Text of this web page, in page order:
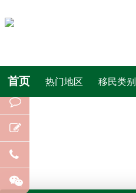
首页 热门地区 移民类别